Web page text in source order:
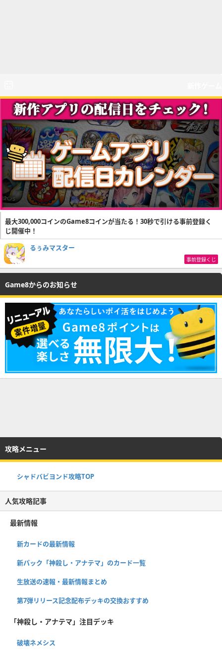
最大300,000コインのGame8コインが当たる！30秒で引ける事前登録く
じ開催中！
るぅみマスター
事前登録くじ
Game8からのお知らせ
攻略メニュー
シャドバビヨンド攻略TOP
人気攻略記事
最新情報
新カードの最新情報
新パック「神殺し・アナテマ」のカード一覧
生放送の速報・最新情報まとめ
第7弾リリース記念配布デッキの交換おすすめ
「神殺し・アナテマ」注目デッキ
破壊ネメシス